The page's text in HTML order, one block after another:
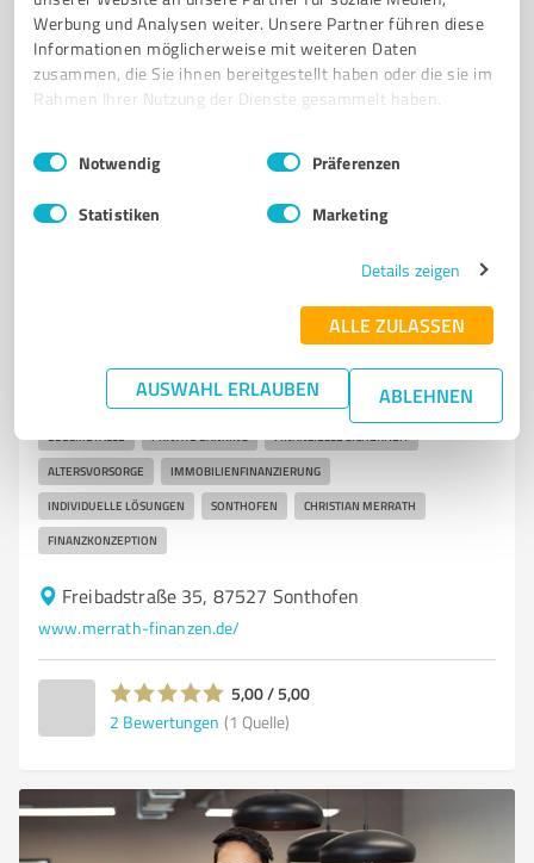
Werbung und Analysen weiter. Unsere Partner führen diese
Informationen möglicherweise mit weiteren Daten
zusammen, die Sie ihnen bereitgestellt haben oder die sie im
Rahmen Ihrer Nutzung der Dienste gesammelt haben.
Impressum Datenschutzbestimmungen
Einwilligungsauswahl
Notwendig Präferenzen
Statistiken Marketing
Details zeigen
ALLE ZULASSEN
AUSWAHL ERLAUBEN ABLEHNEN
info@kramlinger.de kramlinger.de/
5,00 / 5,00
5
Christian Merrath - Finanzkonzeption &
Finanzberatung und Vermögenskonzeption in
FINANZBERATUNG VERMÖGENSANLAGE BAUFINANZIERUNG
EDELMETALLE PRIVATE BANKING FINANZIELLE SICHERHEIT
ALTERSVORSORGE IMMOBILIENFINANZIERUNG
INDIVIDUELLE LÖSUNGEN SONTHOFEN CHRISTIAN MERRATH
FINANZKONZEPTION
Freibadstraße 35, 87527 Sonthofen
www.merrath-finanzen.de/
5,00 / 5,00
2 Bewertungen (1 Quelle)